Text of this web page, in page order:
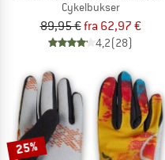
Cykelbukser
89,95 €fra 62,97 €
4,2(28)
25%